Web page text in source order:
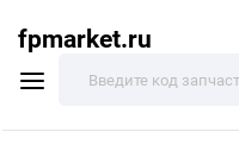
fpmarket.ru